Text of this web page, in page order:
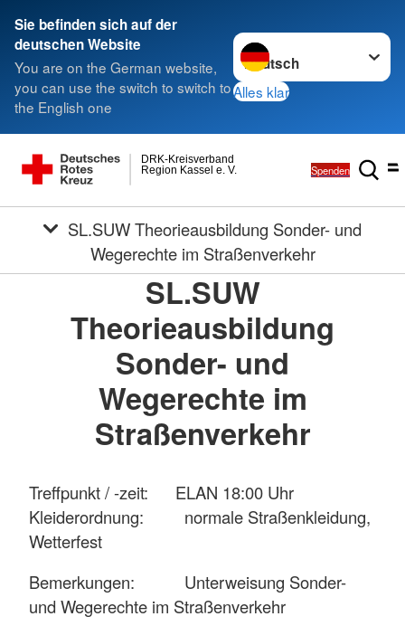
Sie befinden sich auf der
deutschen Website
You are on the German website,
you can use the switch to switch to
the English one
Sprache wechseln zu
Alles klar
Region Kassel e. V.
DRK-Kreisverband
Spenden
Wegerechte im Straßenverkehr
SL.SUW
Theorieausbildung
Sonder- und
Wegerechte im
Straßenverkehr
Treffpunkt / -zeit: ELAN 18:00 Uhr
Kleiderordnung: normale Straßenkleidung,
Wetterfest
Bemerkungen: Unterweisung Sonder-
und Wegerechte im Straßenverkehr